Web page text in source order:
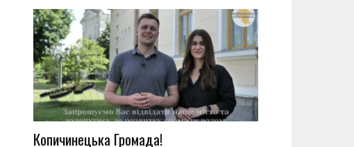
Копичинецька Громада!